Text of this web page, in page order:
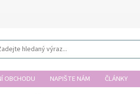
OBCHODU NAPIŠTE NÁM ČLÁNKY